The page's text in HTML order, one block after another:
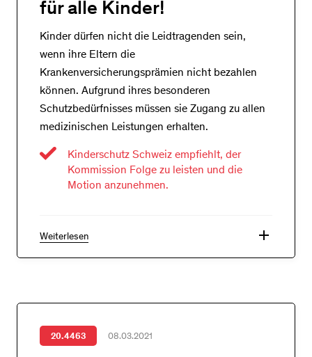
für alle Kinder!
Kinder dürfen nicht die Leidtragenden sein,
wenn ihre Eltern die
Krankenversicherungsprämien nicht bezahlen
können. Aufgrund ihres besonderen
Schutzbedürfnisses müssen sie Zugang zu allen
medizinischen Leistungen erhalten.
Kinderschutz Schweiz empfiehlt, der
Kommission Folge zu leisten und die
Motion anzunehmen.
Weiterlesen add
20.4463 08.03.2021